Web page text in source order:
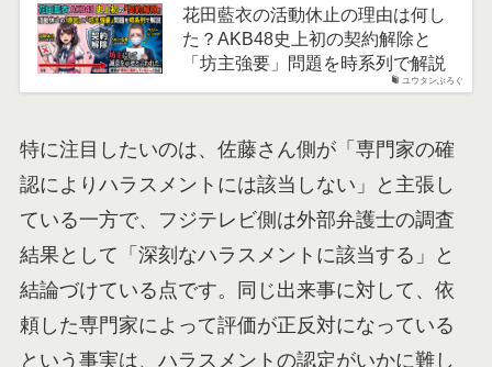
ユウタンぶろぐ
花田藍衣の活動休止の理由は何し
た？AKB48史上初の契約解除と
「坊主強要」問題を時系列で解説
特に注目したいのは、佐藤さん側が「専門家の確
認によりハラスメントには該当しない」と主張し
ている一方で、フジテレビ側は外部弁護士の調査
結果として「深刻なハラスメントに該当する」と
結論づけている点です。同じ出来事に対して、依
頼した専門家によって評価が正反対になっている
という事実は、ハラスメントの認定がいかに難し